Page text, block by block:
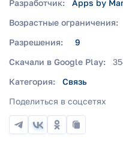
Разработчик:
Apps by
Возрастные ограничения:
Разрешения:
9
Скачали в Google Play:
Категория:
Связь
Поделиться в соцсетях